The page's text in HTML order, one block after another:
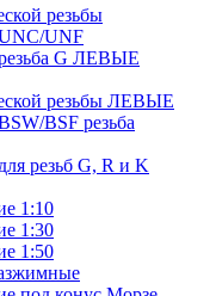
резьбы
UNF
G ЛЕВЫЕ
резьбы ЛЕВЫЕ
BSF резьба
резьб G, R и K
1:10
1:30
1:50